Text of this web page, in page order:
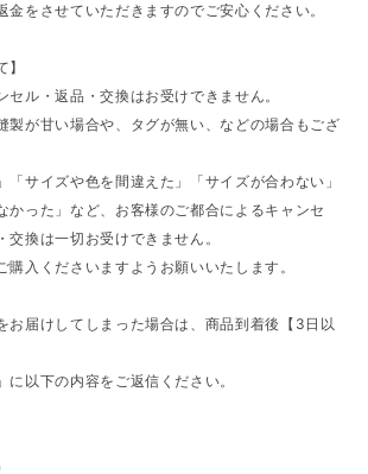
金をさせていただきますのでご安心ください。
セル・返品・交換はお受けできません。
製が甘い場合や、タグが無い、などの場合もござ
「サイズや色を間違えた」「サイズが合わない」
かった」など、お客様のご都合によるキャンセ
交換は一切お受けできません。
購入くださいますようお願いいたします。
お届けしてしまった場合は、商品到着後【3日以
に以下の内容をご返信ください。